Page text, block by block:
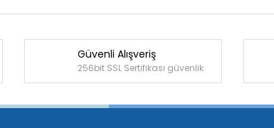
siz yapın!Güvenli Alışveriş
256bit SSL Sertifikası güvenlik